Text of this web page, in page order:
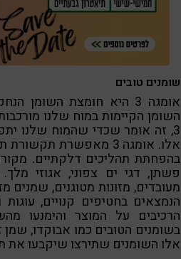
שומנים טובים
אומגה 3 היא חומצת
3, זה אומר שכדי שהמוח שלנו
אלו. אומגה 3 מאפשרת
פשתן, דגי ים צפוני, אגוזי
מעובדים, מזונות מטוגנים, שמנים
הנמצאים בחטיפים קנויים,
הרכיבים על המוצר והימנעו
בשומנים הטובים כמו אבוקדו, שמן
אלו השומנים שתירצו שיקבעו